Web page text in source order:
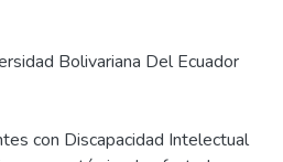
Bolivariana Del Ecuador
con Discapacidad Intelectual